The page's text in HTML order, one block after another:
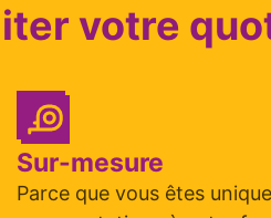
votre
Sur-mesure
Parce que vous êtes